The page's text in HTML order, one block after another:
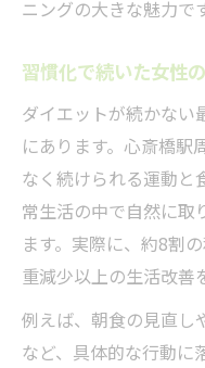
ニングの大きな魅力で
習慣化で続いた女性
ダイエットが続かない
にあります。心斎橋駅
なく続けられる運動と
常生活の中で自然に取
ます。実際に、約8割
重減少以上の生活改善
例えば、朝食の見直し
など、具体的な行動に